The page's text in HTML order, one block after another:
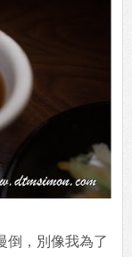
倒，別像我為了